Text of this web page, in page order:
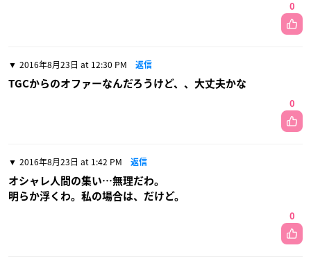
0
2016年8月23日 at 12:30 PM 返信
TGCからのオファーなんだろうけど、、大丈夫かな
0
2016年8月23日 at 1:42 PM 返信
オシャレ人間の集い…無理だわ。
明らか浮くわ。私の場合は、だけど。
0